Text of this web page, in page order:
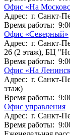
Офис «На
Адрес: г. Санкт-
Время работы:
Офис «Северный»
Адрес: г. Санкт-
26 (2 этаж), БЦ
Время работы:
Офис «На
Адрес: г. Санкт-
этаж)
Время работы:
Офис управления
Адрес: г. Санкт-
Время работы: